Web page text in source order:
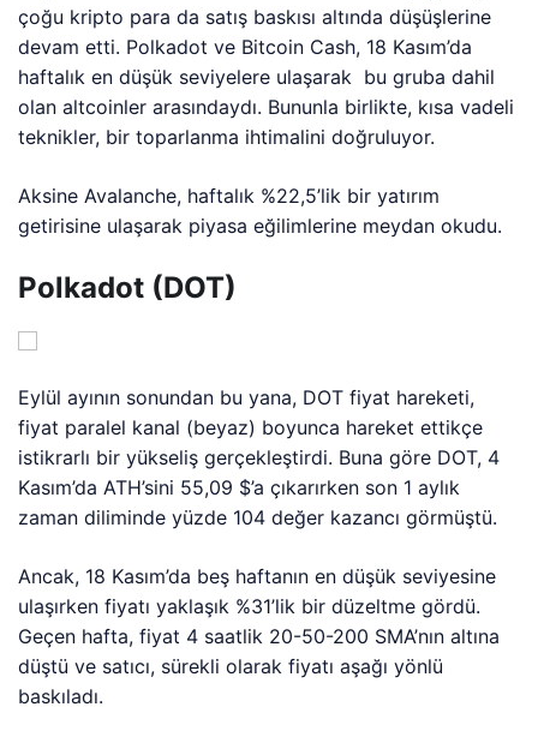
çoğu kripto para da satış baskısı altında düşüşlerine
devam etti. Polkadot ve Bitcoin Cash, 18 Kasım’da
haftalık en düşük seviyelere ulaşarak bu gruba dahil
olan altcoinler arasındaydı. Bununla birlikte, kısa vadeli
teknikler, bir toparlanma ihtimalini doğruluyor.
Aksine Avalanche, haftalık %22,5’lik bir yatırım
getirisine ulaşarak piyasa eğilimlerine meydan okudu.
Polkadot (DOT)
Eylül ayının sonundan bu yana, DOT fiyat hareketi,
fiyat paralel kanal (beyaz) boyunca hareket ettikçe
istikrarlı bir yükseliş gerçekleştirdi. Buna göre DOT, 4
Kasım’da ATH’sini 55,09 $’a çıkarırken son 1 aylık
zaman diliminde yüzde 104 değer kazancı görmüştü.
Ancak, 18 Kasım’da beş haftanın en düşük seviyesine
ulaşırken fiyatı yaklaşık %31’lik bir düzeltme gördü.
Geçen hafta, fiyat 4 saatlik 20-50-200 SMA’nın altına
düştü ve satıcı, sürekli olarak fiyatı aşağı yönlü
baskıladı.